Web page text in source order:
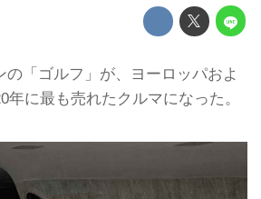
の「ゴルフ」が、ヨーロッパおよ
年に最も売れたクルマになった。